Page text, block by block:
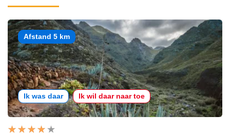
Afstand 5 km
Ik was daar Ik wil daar naar toe